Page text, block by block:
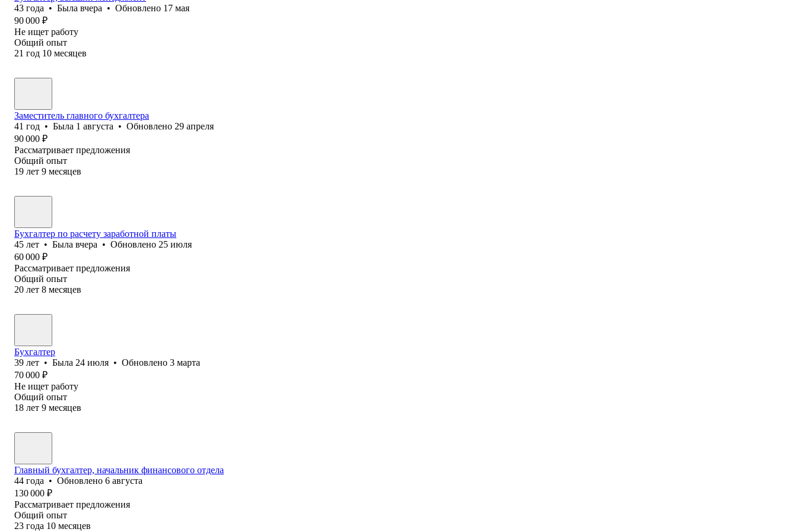
43 года • Была вчера • Обновлено 17 мая
90 000 ₽
Не ищет работу
Общий опыт
21 год 10 месяцев
Заместитель главного бухгалтера
41 год • Была 1 августа • Обновлено 29 апреля
90 000 ₽
Рассматривает предложения
Общий опыт
19 лет 9 месяцев
Бухгалтер по расчету заработной платы
45 лет • Была вчера • Обновлено 25 июля
60 000 ₽
Рассматривает предложения
Общий опыт
20 лет 8 месяцев
Бухгалтер
39 лет • Была 24 июля • Обновлено 3 марта
70 000 ₽
Не ищет работу
Общий опыт
18 лет 9 месяцев
Главный бухгалтер, начальник финансового отдела
44 года • Обновлено 6 августа
130 000 ₽
Рассматривает предложения
Общий опыт
23 года 10 месяцев